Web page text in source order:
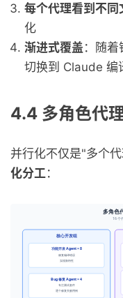
每个代理看到不
化
渐进式覆盖 ：随
切换到 Claude 编
4.4 多角色代
并行化不仅是"多个
化分工 ：